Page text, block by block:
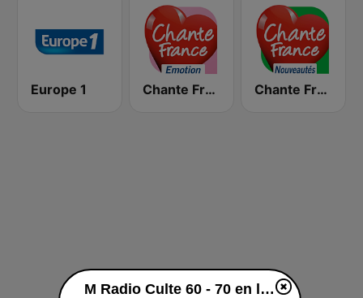
Europe 1 Chante France Emotion Chante France Nouveautés
M Radio Culte 60 - 70 en ligne